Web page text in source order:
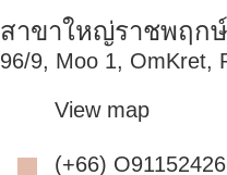
สาขาใหญ่ราชพฤกษ์
96/9, Moo 1, OmKret,
View map
(+66)